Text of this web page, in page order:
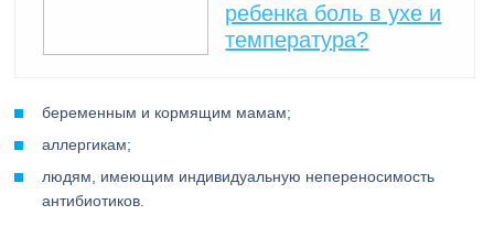
ребенка боль в ухе и
температура?
беременным и кормящим мамам;
аллергикам;
людям, имеющим индивидуальную непереносимость
антибиотиков.